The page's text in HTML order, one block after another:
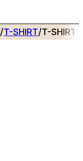
/T-SHIRT/T-SHIRT